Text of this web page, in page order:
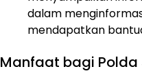
dalam
mendapatkan
Manfaat bagi